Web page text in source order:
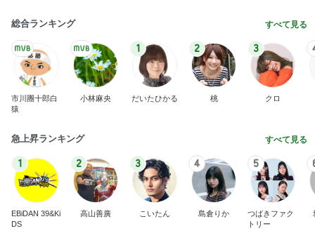
総合ランキング すべて見る
市川團十郎白
猿
小林麻央
1
だいたひかる
2
桃
3
クロ
急上昇ランキング すべて見る
1
EBiDAN 39&Ki
DS
2
高山善廣
3
こいたん
4
島倉りか
5
つばきファク
トリー